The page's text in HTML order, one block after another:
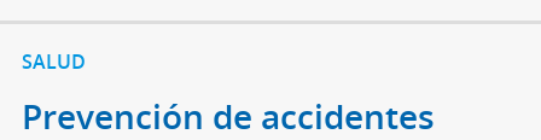
SALUD
Prevención de accidentes